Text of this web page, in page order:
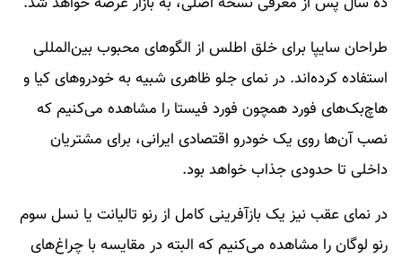
طراحان سایپا برای خلق اطلس از الگو‌های محبوب بین‌المللی
استفاده کرده‌اند. در نمای جلو ظاهری شبیه به خودرو‌های کیا و
هاچ‌بک‌های فورد همچون فورد فیستا را مشاهده می‌کنیم که
نصب آن‌ها روی یک خودرو اقتصادی ایرانی، برای مشتریان
داخلی تا حدودی جذاب خواهد بود.
در نمای عقب نیز یک بازآفرینی کامل از رنو تالیانت یا نسل سوم
رنو لوگان را مشاهده می‌کنیم که البته در مقایسه با چراغ‌های